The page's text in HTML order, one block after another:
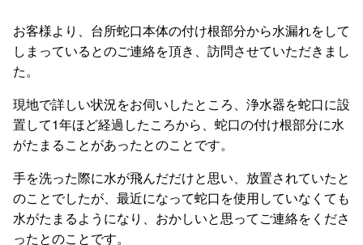
お客様より、台所蛇口本体の付け根部分から水漏れをして
しまっているとのご連絡を頂き、訪問させていただきまし
た。
現地で詳しい状況をお伺いしたところ、浄水器を蛇口に設
置して1年ほど経過したころから、蛇口の付け根部分に水
がたまることがあったとのことです。
手を洗った際に水が飛んだだけと思い、放置されていたと
のことでしたが、最近になって蛇口を使用していなくても
水がたまるようになり、おかしいと思ってご連絡をくださ
ったとのことです。